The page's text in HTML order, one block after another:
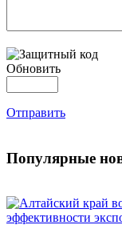
Обновить
Отправить
Популярные